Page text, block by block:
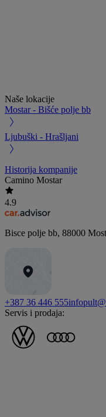
Naše lokacije
Mostar - Bišće polje bb
Ljubuški - Hrašljani
Historija kompanije
Camino Mostar
4.9
Bisce polje bb, 88000
+387 36 446 555
Servis i prodaja: